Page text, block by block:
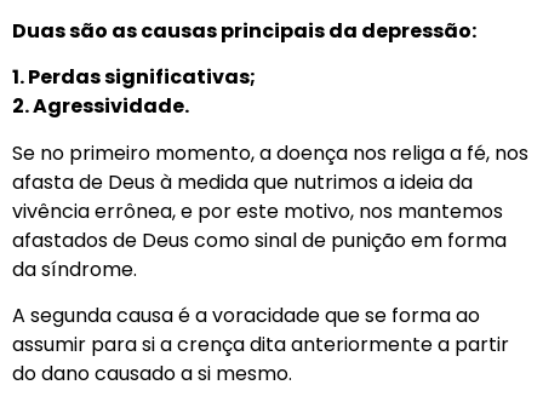
Duas são as causas principais da depressão:
1. Perdas significativas;
2. Agressividade.
Se no primeiro momento, a doença nos religa a fé, nos
afasta de Deus à medida que nutrimos a ideia da
vivência errônea, e por este motivo, nos mantemos
afastados de Deus como sinal de punição em forma
da síndrome.
A segunda causa é a voracidade que se forma ao
assumir para si a crença dita anteriormente a partir
do dano causado a si mesmo.